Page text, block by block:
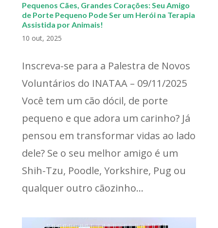
Pequenos Cães, Grandes Corações: Seu Amigo
de Porte Pequeno Pode Ser um Herói na Terapia
Assistida por Animais!
10 out, 2025
Inscreva-se para a Palestra de Novos
Voluntários do INATAA – 09/11/2025
Você tem um cão dócil, de porte
pequeno e que adora um carinho? Já
pensou em transformar vidas ao lado
dele? Se o seu melhor amigo é um
Shih-Tzu, Poodle, Yorkshire, Pug ou
qualquer outro cãozinho...